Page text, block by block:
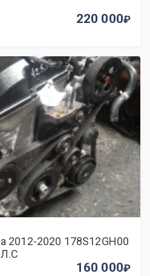
220 000
2012-2020 178S12GH00
Л.С
160 000